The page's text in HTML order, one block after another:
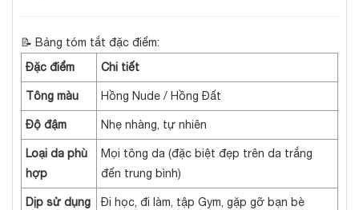
📝 Bảng tóm tắt đặc điểm:
Đặc điểm
Chi tiết
Tông màu Hồng Nude / Hồng Đất
Độ đậm Nhẹ nhàng, tự nhiên
Loại da phù
hợp
Mọi tông da (đặc biệt đẹp trên da trắng
đến trung bình)
Dịp sử dụng
Đi học, đi làm, tập Gym, gặp gỡ bạn bè